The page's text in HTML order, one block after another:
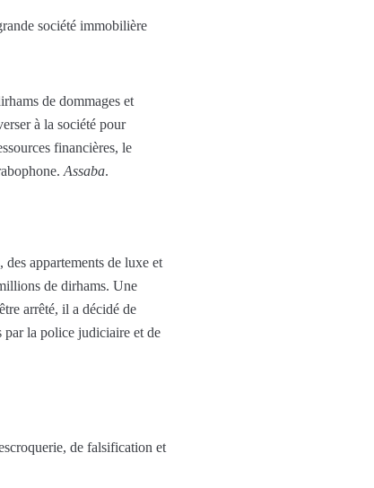
société immobilière
de dommages et
à la société pour
financières, le
Assaba.
des appartements de luxe et
de dirhams. Une
arrêté, il a décidé de
par la police judiciaire et de
de falsification et